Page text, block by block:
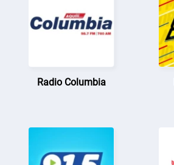
Radio Columbia